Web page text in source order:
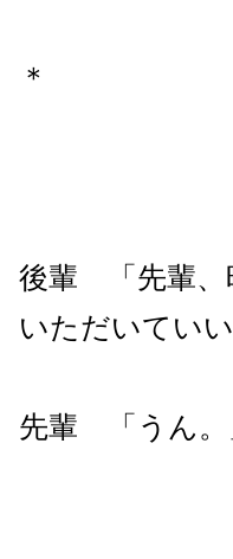
＊
後輩 「先輩、
いただいてい
先輩 「うん。